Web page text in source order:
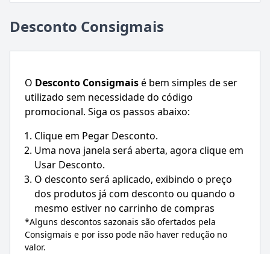
Desconto Consigmais
O Desconto Consigmaisé bem simples de ser
utilizado sem necessidade do código
promocional. Siga os passos abaixo:
Clique em Pegar Desconto.
Uma nova janela será aberta, agora clique em
Usar Desconto.
O desconto será aplicado, exibindo o preço
dos produtos já com desconto ou quando o
mesmo estiver no carrinho de compras
*Alguns descontos sazonais são ofertados pela
Consigmais e por isso pode não haver redução no
valor.